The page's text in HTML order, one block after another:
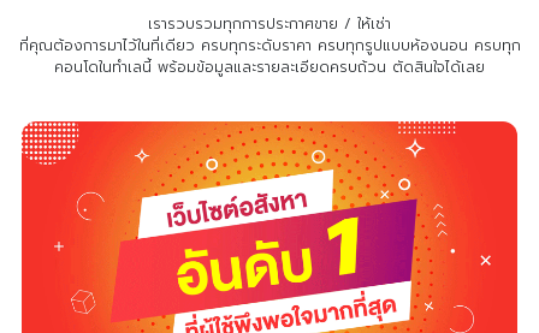
เรารวบรวมทุกการประกาศขาย / ให้เช่า
ที่คุณต้องการมาไว้ในที่เดียว ครบทุกระดับราคา ครบทุกรูปแบบห้องนอน ครบทุก
คอนโดในทำเลนี้ พร้อมข้อมูลและรายละเอียดครบถ้วน ตัดสินใจได้เลย